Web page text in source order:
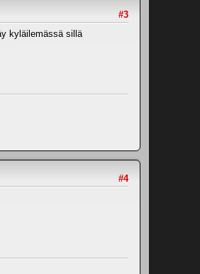
#3
kyläilemässä sillä
#4